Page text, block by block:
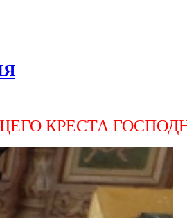
КРЕСТА